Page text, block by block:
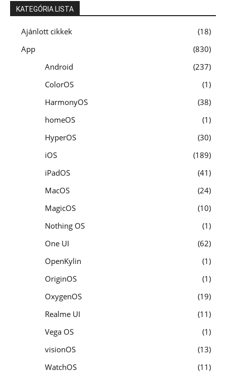
KATEGÓRIA LISTA
Ajánlott cikkek
18
App
830
Android
237
ColorOS
1
HarmonyOS
38
homeOS
1
HyperOS
30
iOS
189
iPadOS
41
MacOS
24
MagicOS
10
Nothing OS
1
One UI
62
OpenKylin
1
OriginOS
1
OxygenOS
19
Realme UI
11
Vega OS
1
visionOS
13
WatchOS
11